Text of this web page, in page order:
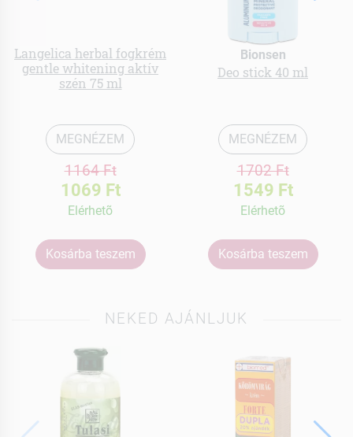
Langelica herbal fogkrém
gentle whitening aktív
szén 75 ml
MEGNÉZEM
1164 Ft
1069 Ft
Elérhetõ
Kosárba teszem
Bionsen
Deo stick 40 ml
MEGNÉZEM
1702 Ft
1549 Ft
Elérhetõ
Kosárba teszem
NEKED AJÁNLJUK